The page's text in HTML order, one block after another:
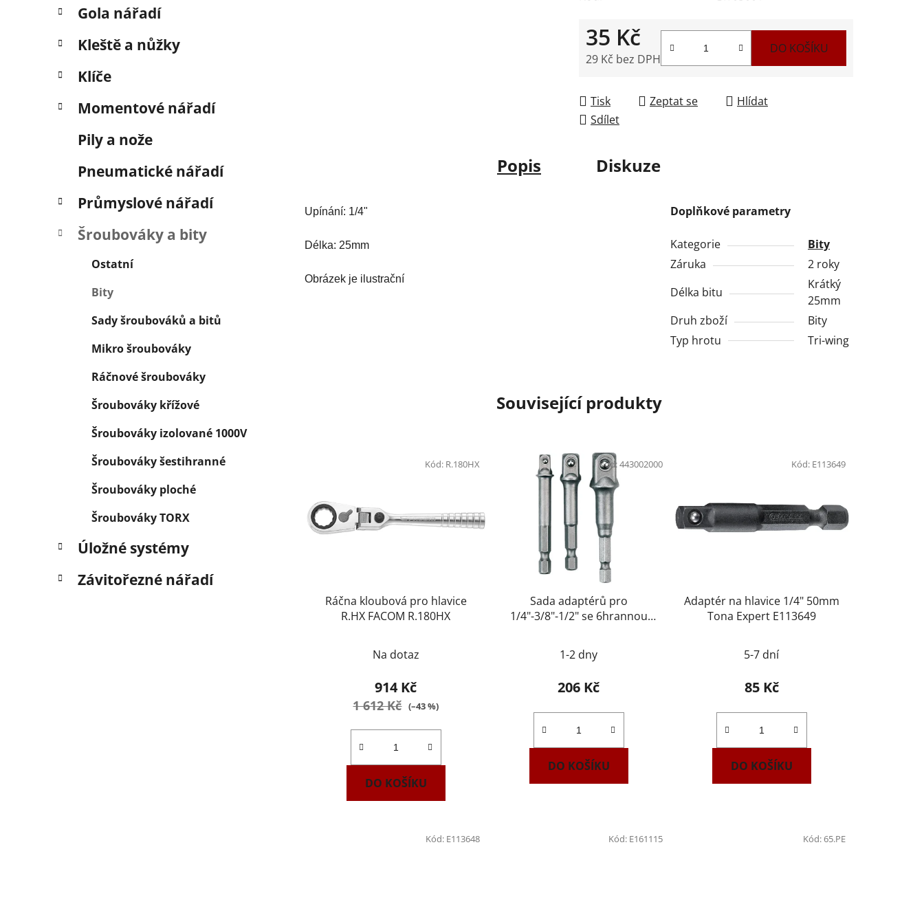
p
n
l
Gola nářadí
Kleště a nůžky
Klíče
Momentové nářadí
Pily a nože
Pneumatické nářadí
Průmyslové nářadí
Šroubováky a bity
Ostatní
Bity
Sady šroubováků a bitů
Mikro šroubováky
Ráčnové šroubováky
Šroubováky křížové
Šroubováky izolované 1000V
Šroubováky šestihranné
Šroubováky ploché
Šroubováky TORX
Úložné systémy
Závitořezné nářadí
35 Kč
29 Kč bez DPH
DO KOŠÍKU
Tisk Zeptat se
Hlídat
Sdílet
Popis Diskuze
Upínání: 1/4"
Délka: 25mm
Obrázek je ilustrační
Doplňkové parametry
Kategorie
Bity
Záruka
2 roky
Délka bitu
Krátký
25mm
Druh zboží
Bity
Typ hrotu
Tri-wing
Související produkty
Ráčna kloubová pro hlavice
R.HX FACOM R.180HX
Na dotaz
914 Kč
1 612 Kč (–43 %)
DO KOŠÍKU
Kód: R.180HX
Sada adaptérů pro
1/4"-3/8"-1/2" se 6hrannou
1-2 dny
206 Kč
DO KOŠÍKU
Kód:443002000
Adaptér na hlavice 1/4" 50mm
Tona Expert E113649
5-7 dní
85 Kč
DO KOŠÍKU
Kód: E113649
Kód: E113648 Kód: E161115 Kód:65.PE